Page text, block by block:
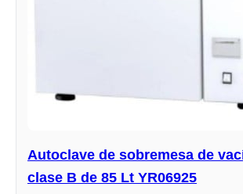
Autoclave de sobremesa de
clase B de 85 Lt YR06925